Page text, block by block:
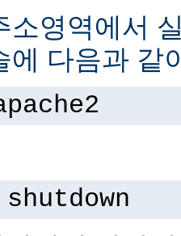
소영역에서
에 다음과 같